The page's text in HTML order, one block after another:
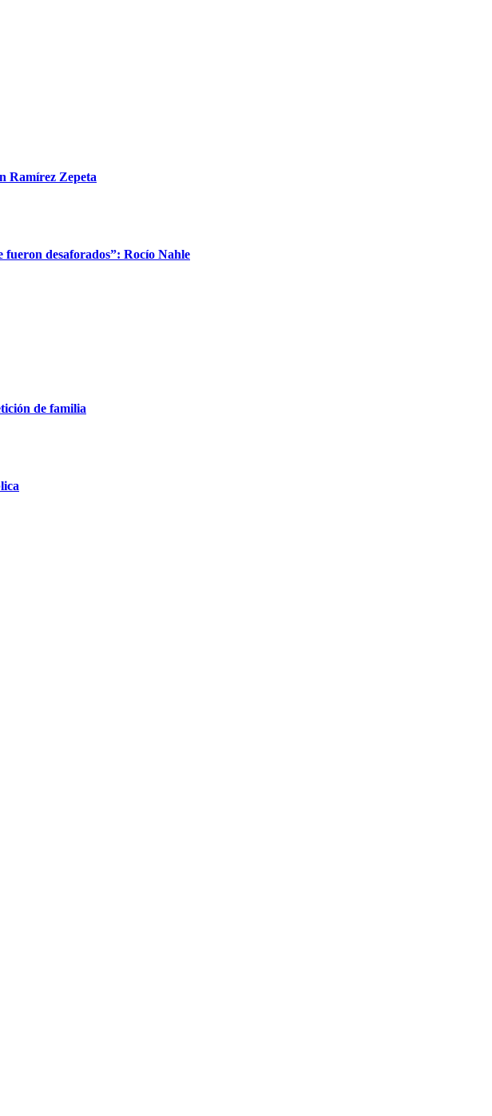
Ramírez Zepeta
desaforados”: Rocío Nahle
de familia